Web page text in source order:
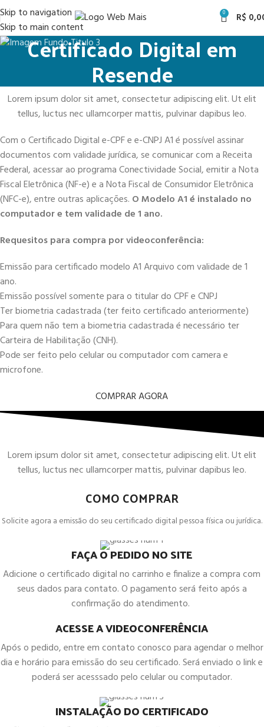
Skip to navigation
Skip to main content
0 R$
Certificado Digital em
Resende
Lorem ipsum dolor sit amet, consectetur adipiscing elit. Ut elit
tellus, luctus nec ullamcorper mattis, pulvinar dapibus leo.
Com o Certificado Digital e-CPF e e-CNPJ A1 é possível assinar
documentos com validade jurídica, se comunicar com a Receita
Federal, acessar ao programa Conectividade Social, emitir a Nota
Fiscal Eletrônica (NF-e) e a Nota Fiscal de Consumidor Eletrônica
(NFC-e), entre outras aplicações. O Modelo A1 é instalado no
computador e tem validade de 1 ano.
Requesitos para compra por videoconferência:
Emissão para certificado modelo A1 Arquivo com validade de 1
ano.
Emissão possível somente para o titular do CPF e CNPJ
Ter biometria cadastrada (ter feito certificado anteriormente)
Para quem não tem a biometria cadastrada é necessário ter
Carteira de Habilitação (CNH).
Pode ser feito pelo celular ou computador com camera e
microfone.
COMPRAR AGORA
Lorem ipsum dolor sit amet, consectetur adipiscing elit. Ut elit
tellus, luctus nec ullamcorper mattis, pulvinar dapibus leo.
COMO COMPRAR
Solicite agora a emissão do seu certificado digital pessoa física ou jurídica.
FAÇA O PEDIDO NO SITE
Adicione o certificado digital no carrinho e finalize a compra com
seus dados para contato. O pagamento será feito após a
confirmação do atendimento.
ACESSE A VIDEOCONFERÊNCIA
Após o pedido, entre em contato conosco para agendar o melhor
dia e horário para emissão do seu certificado. Será enviado o link e
poderá ser acesssado pelo celular ou computador.
INSTALAÇÃO DO CERTIFICADO